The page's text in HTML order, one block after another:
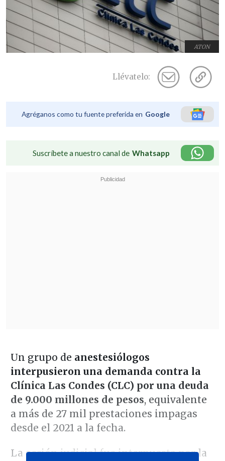
ATON
Llévatelo:
Agréganos como tu fuente preferida en Google
Suscríbete a nuestro canal de Whatsapp
Un grupo de anestesiólogos
interpusieron una demanda contra la
Clínica Las Condes (CLC) por una deuda
de 9.000 millones de pesos, equivalente
a más de 27 mil prestaciones impagas
desde el 2021 a la fecha.
La acción judicial fue interpuesta por la